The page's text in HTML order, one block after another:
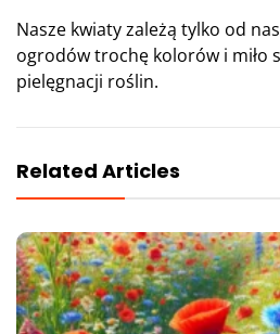
Nasze kwiaty zależą tylko od
ogrodów trochę kolorów i miło
pielęgnacji roślin.
Related Articles